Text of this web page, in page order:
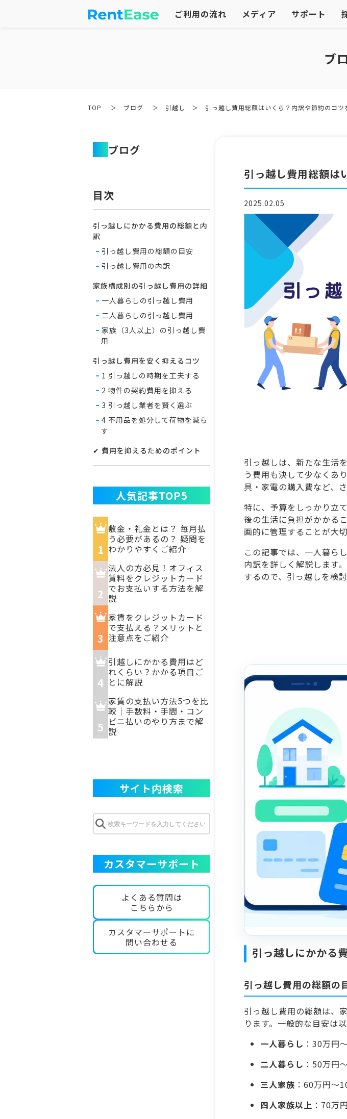
ご利用の流れ メディア サポート
ブ
TOP ＞ ブログ ＞ 引越し ＞ 引っ越し費用総額はいくら？内訳や節約のコツ
ブログ
目次
引っ越しにかかる費用の総額と内
訳
- 引っ越し費用の総額の目安
- 引っ越し費用の内訳
家族構成別の引っ越し費用の詳細
- 一人暮らしの引っ越し費用
- 二人暮らしの引っ越し費用
- 家族（3人以上）の引っ越し費
用
引っ越し費用を安く抑えるコツ
- 1 引っ越しの時期を工夫する
- 2 物件の契約費用を抑える
- 3 引っ越し業者を賢く選ぶ
- 4 不用品を処分して荷物を減ら
す
✔ 費用を抑えるためのポイント
人気記事TOP5
1
敷金・礼金とは？ 毎月払
う必要があるの？ 疑問を
わかりやすくご紹介
2
法人の方必見！オフィス
賃料をクレジットカード
でお支払いする方法を解
説
3
家賃をクレジットカード
で支払える？メリットと
注意点をご紹介
4
引越しにかかる費用はど
れくらい？かかる項目ご
とに解説
5
家賃の支払い方法5つを比
較｜手数料・手間・コン
ビニ払いのやり方まで解
説
サイト内検索
カスタマーサポート
よくある質問は
こちらから
カスタマーサポートに
問い合わせる
引っ越し費用総額は
2025.02.05
引っ越しは、新たな生活
う費用も決して少なくあ
具・家電の購入費など、
特に、予算をしっかり立
後の生活に負担がかかる
画的に管理することが大切
この記事では、一人暮ら
内訳を詳しく解説します
するので、引っ越しを検
引っ越しにかかる
引っ越し費用の総額の
引っ越し費用の総額は、
ります。一般的な目安は
一人暮らし ：30万円
二人暮らし ：50万円
三人家族 ：60万円〜
四人家族以上 ：70万